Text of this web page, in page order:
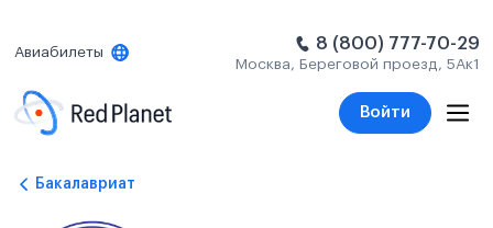
Авиабилеты 8 (800) 777-70-29
Москва, Береговой проезд, 5Ак1
Войти
Бакалавриат